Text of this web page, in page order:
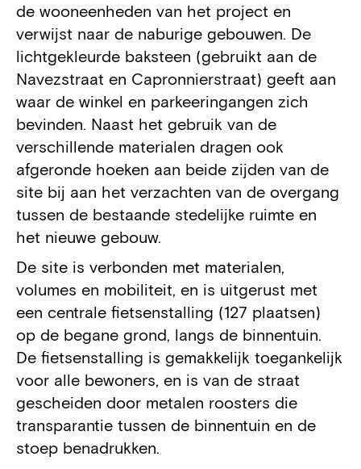
de wooneenheden van het project en
verwijst naar de naburige gebouwen. De
lichtgekleurde baksteen (gebruikt aan de
Navezstraat en Capronnierstraat) geeft aan
waar de winkel en parkeeringangen zich
bevinden. Naast het gebruik van de
verschillende materialen dragen ook
afgeronde hoeken aan beide zijden van de
site bij aan het verzachten van de overgang
tussen de bestaande stedelijke ruimte en
het nieuwe gebouw.
De site is verbonden met materialen,
volumes en mobiliteit, en is uitgerust met
een centrale fietsenstalling (127 plaatsen)
op de begane grond, langs de binnentuin.
De fietsenstalling is gemakkelijk toegankelijk
voor alle bewoners, en is van de straat
gescheiden door metalen roosters die
transparantie tussen de binnentuin en de
stoep benadrukken.